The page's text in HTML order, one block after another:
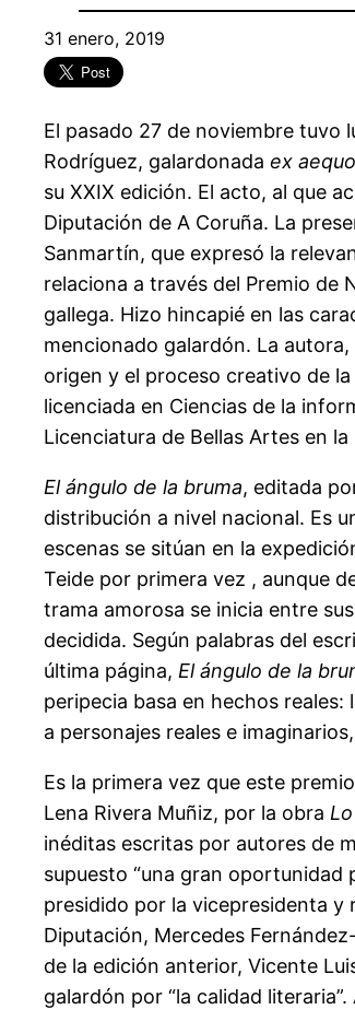
31 enero, 2019
El pasado 27 de noviembre tuvo
Rodríguez, galardonada ex aequo
su XXIX edición. El acto, al que
Diputación de A Coruña. La
Sanmartín, que expresó la
relaciona a través del Premio de
gallega. Hizo hincapié en las
mencionado galardón. La
origen y el proceso creativo de
licenciada en Ciencias de la
Licenciatura de Bellas Artes en
El ángulo de la bruma, editada
distribución a nivel nacional. Es
escenas se sitúan en la
Teide por primera vez , aunque
trama amorosa se inicia entre
decidida. Según palabras del
última página, El ángulo de la
peripecia basa en hechos
a personajes reales e
Es la primera vez que este
Lena Rivera Muñiz, por la obra
inéditas escritas por autores de
supuesto “una gran oportunidad
presidido por la vicepresidenta y
Diputación, Mercedes
de la edición anterior, Vicente
galardón por “la calidad